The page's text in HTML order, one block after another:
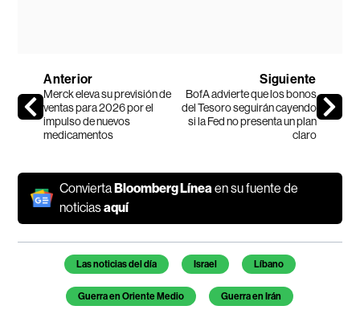
Anterior
Merck eleva su previsión de
ventas para 2026 por el
impulso de nuevos
medicamentos
Siguiente
BofA advierte que los bonos
del Tesoro seguirán cayendo
si la Fed no presenta un plan
claro
ConviertaBloomberg Línea en su fuente de
noticiasaquí
Temas de este artículo
Las noticias del día Israel Líbano
Guerra en Oriente Medio Guerra en Irán